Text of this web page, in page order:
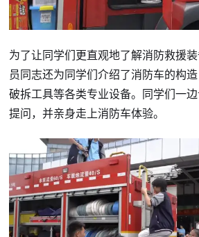
为了让同学们更直观地了解消防救援
员同志还为同学们介绍了消防车的构造
破拆工具等各类专业设备。同学们一
提问，并亲身走上消防车体验。